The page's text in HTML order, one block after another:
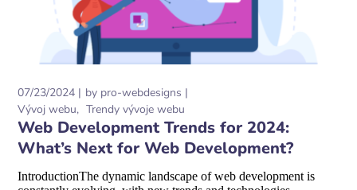
07/23/2024 by pro-webdesigns
Vývoj webu
Trendy vývoje webu
Web Development Trends for 2024:
What’s Next for Web Development?
IntroductionThe dynamic landscape of web development is